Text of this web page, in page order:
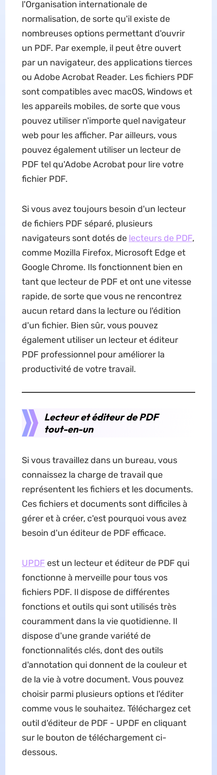
l'Organisation internationale de
normalisation, de sorte qu'il existe de
nombreuses options permettant d'ouvrir
un PDF. Par exemple, il peut être ouvert
par un navigateur, des applications tierces
ou Adobe Acrobat Reader. Les fichiers PDF
sont compatibles avec macOS, Windows et
les appareils mobiles, de sorte que vous
pouvez utiliser n'importe quel navigateur
web pour les afficher. Par ailleurs, vous
pouvez également utiliser un lecteur de
PDF tel qu'Adobe Acrobat pour lire votre
fichier PDF.
Si vous avez toujours besoin d'un lecteur
de fichiers PDF séparé, plusieurs
navigateurs sont dotés de lecteurs de PDF,
comme Mozilla Firefox, Microsoft Edge et
Google Chrome. Ils fonctionnent bien en
tant que lecteur de PDF et ont une vitesse
rapide, de sorte que vous ne rencontrez
aucun retard dans la lecture ou l'édition
d'un fichier. Bien sûr, vous pouvez
également utiliser un lecteur et éditeur
PDF professionnel pour améliorer la
productivité de votre travail.
Lecteur et éditeur de PDF
tout-en-un
Si vous travaillez dans un bureau, vous
connaissez la charge de travail que
représentent les fichiers et les documents.
Ces fichiers et documents sont difficiles à
gérer et à créer, c'est pourquoi vous avez
besoin d'un éditeur de PDF efficace.
UPDF est un lecteur et éditeur de PDF qui
fonctionne à merveille pour tous vos
fichiers PDF. Il dispose de différentes
fonctions et outils qui sont utilisés très
couramment dans la vie quotidienne. Il
dispose d'une grande variété de
fonctionnalités clés, dont des outils
d'annotation qui donnent de la couleur et
de la vie à votre document. Vous pouvez
choisir parmi plusieurs options et l'éditer
comme vous le souhaitez. Téléchargez cet
outil d'éditeur de PDF - UPDF en cliquant
sur le bouton de téléchargement ci-
dessous.